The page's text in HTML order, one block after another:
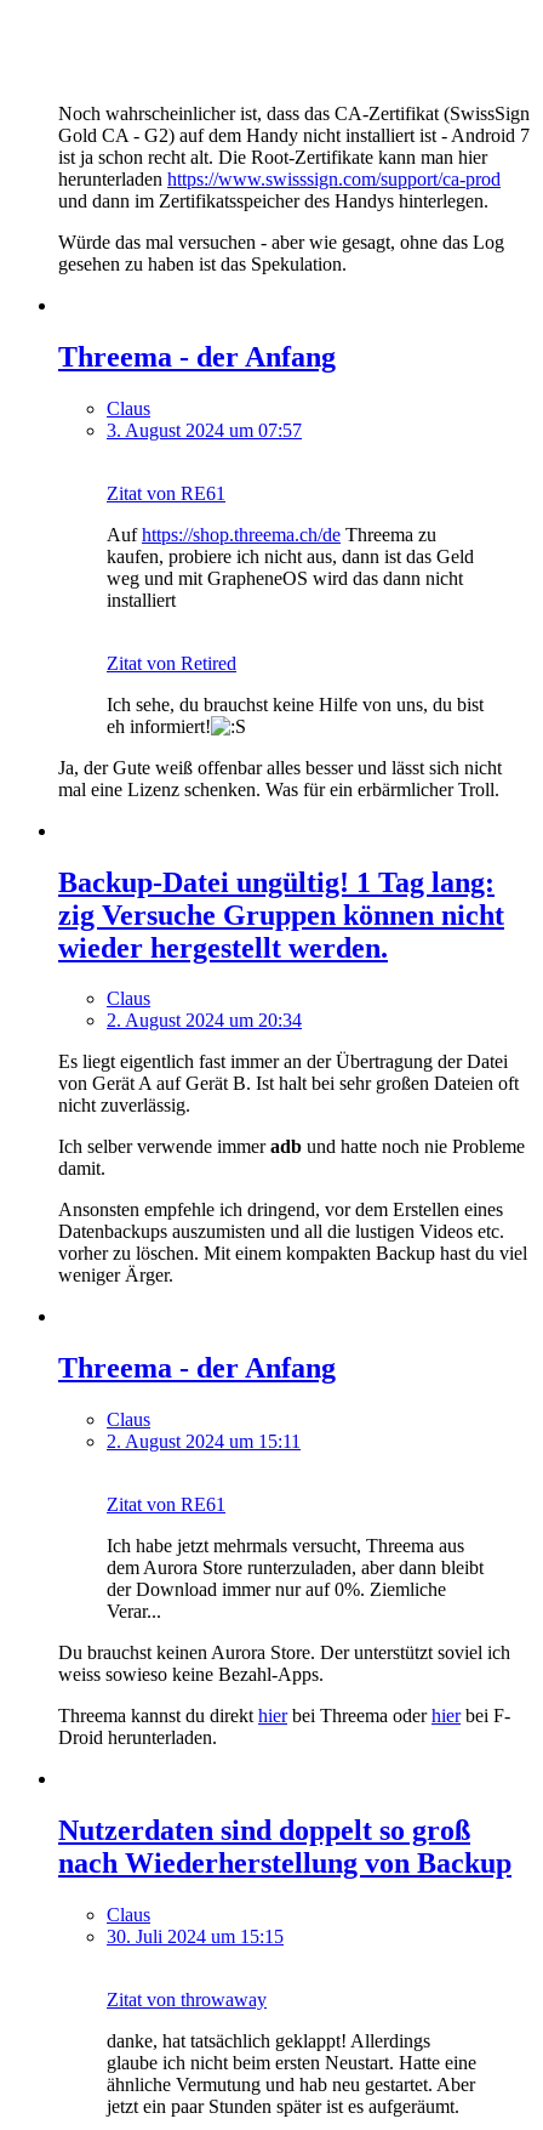
Noch wahrscheinlicher ist, dass das CA-Zertifikat (SwissSign
Gold CA - G2) auf dem Handy nicht installiert ist - Android 7
ist ja schon recht alt. Die Root-Zertifikate kann man hier
herunterladen https://www.swisssign.com/support/ca-prod
und dann im Zertifikatsspeicher des Handys hinterlegen.
Würde das mal versuchen - aber wie gesagt, ohne das Log
gesehen zu haben ist das Spekulation.
Threema - der Anfang
Claus
3. August 2024 um 07:57
Zitat von RE61
Aufhttps://shop.threema.ch/de Threema zu
kaufen, probiere ich nicht aus, dann ist das Geld
weg und mit GrapheneOS wird das dann nicht
installiert
Zitat von Retired
Ich sehe, du brauchst keine Hilfe von uns, du bist
eh informiert!
Ja, der Gute weiß offenbar alles besser und lässt sich nicht
mal eine Lizenz schenken. Was für ein erbärmlicher Troll.
Backup-Datei ungültig! 1 Tag lang:
zig Versuche Gruppen können nicht
wieder hergestellt werden.
Claus
2. August 2024 um 20:34
Es liegt eigentlich fast immer an der Übertragung der Datei
von Gerät A auf Gerät B. Ist halt bei sehr großen Dateien oft
nicht zuverlässig.
Ich selber verwende immeradb und hatte noch nie Probleme
damit.
Ansonsten empfehle ich dringend, vor dem Erstellen eines
Datenbackups auszumisten und all die lustigen Videos etc.
vorher zu löschen. Mit einem kompakten Backup hast du viel
weniger Ärger.
Threema - der Anfang
Claus
2. August 2024 um 15:11
Zitat von RE61
Ich habe jetzt mehrmals versucht, Threema aus
dem Aurora Store runterzuladen, aber dann bleibt
der Download immer nur auf 0%. Ziemliche
Verar...
Du brauchst keinen Aurora Store. Der unterstützt soviel ich
weiss sowieso keine Bezahl-Apps.
Threema kannst du direkt hierbei Threema oderhierbei F-
Droid herunterladen.
Nutzerdaten sind doppelt so groß
nach Wiederherstellung von Backup
Claus
30. Juli 2024 um 15:15
Zitat von throwaway
danke, hat tatsächlich geklappt! Allerdings
glaube ich nicht beim ersten Neustart. Hatte eine
ähnliche Vermutung und hab neu gestartet. Aber
jetzt ein paar Stunden später ist es aufgeräumt.